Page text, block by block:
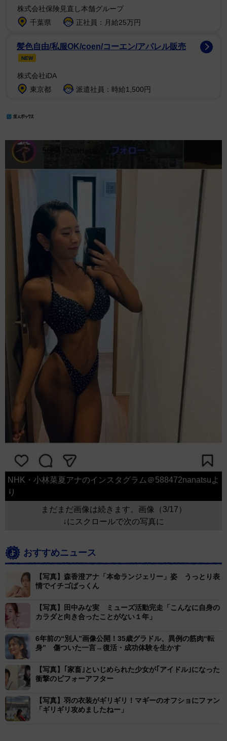
株式会社保険見直し本舗グループ
千葉県
正社員：月給25万円
髪色自由/私服OK/coen/コーエン/アパレル販売
NEW
株式会社iDA
東京都
派遣社員：時給1,500円
NHK・小林菜夏アナのインスタグラム＠588472nanatsuよ
り
まだまだ画像は続きます。画像（3/17）
↓にスクロールで次の写真に
おすすめニュース
【写真】森香澄アナ「本命ランジェリー」姿 うっとり表
情でイチゴぱっくん
【写真】田中みな実 ミューズ活動完走「こんなに自身の
カラダと向き合ったことがない１年」
6年前の“別人”画像公開！35歳グラドル、異例の筋肉“転
身” 傷ついた一言→復活・成功体験を生かす
【写真】｢家畜｣といじめられた少女が｢アイドル｣になった
衝撃のビフォーアフター
【写真】羽の衣装がギリギリ！マギーのオフショにファン
「ギリギリ攻めましたねー」